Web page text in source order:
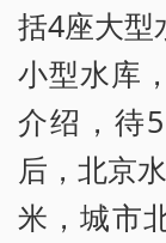
括4座大型
小型水库
介绍，待
后，北京
米，城市